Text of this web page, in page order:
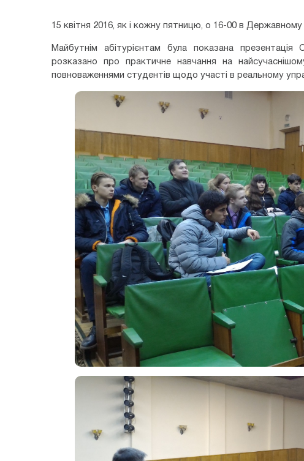
15 квітня 2016, як і кожну пятницю, о 16-00 в Державному
Майбутнім абітурієнтам була показана
розказано про практичне навчання на
повноваженнями студентів щодо участі в реальному